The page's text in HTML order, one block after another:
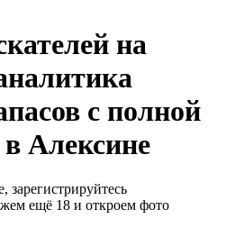
на
с полной
Алексине
зарегистрируйтесь
ещё 18 и откроем фото